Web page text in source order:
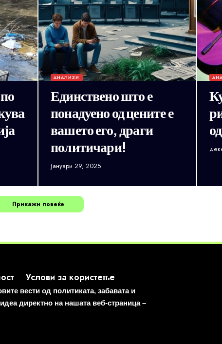
АНАЛИЗИ
Единствено што е
понадуено од цените е
вашето его, драги
политичари!
јануари 29, 2025
Прикажи повеќе
Услови за користење
вести од политиката, забавата и
директно на нашата веб-страница –